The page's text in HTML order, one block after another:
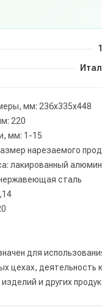
мм: 236х335х448
220
мм: 1-15
нарезаемого
лакированный
сталь
для
цехах, деятельность
и других